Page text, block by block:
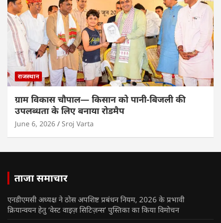
राजस्थान
ग्राम विकास चौपाल— किसान को पानी-बिजली की
उपलब्धता के लिए बनाया रोडमैप
June 6, 2026 Sroj Varta
ताजा समाचार
एनडीएमसी अध्यक्ष ने ठोस अपशिष्ट प्रबंधन नियम, 2026 के प्रभावी
क्रियान्वयन हेतु ‘वेस्ट वाइज़ सिटिज़न्स’ पुस्तिका का किया विमोचन